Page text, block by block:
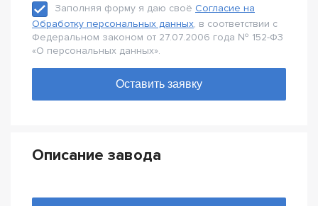
Заполняя форму я даю своё Согласие на
Обработку персональных данных, в соответствии с
Федеральном законом от 27.07.2006 года № 152-Ф3
«О персональных данных».
Описание завода